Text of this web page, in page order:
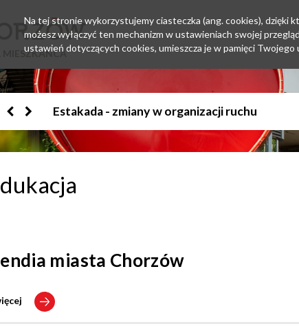
MIESZKAŃCA
Jesteśmy w EZD
miasta Chorzów
Na tej stronie wykorzystujemy ciasteczka (ang. cookies), dzięki
możesz wyłączyć ten mechanizm w ustawieniach swojej
ustawień dotyczących cookies, umieszcza je w pamięci Twojego